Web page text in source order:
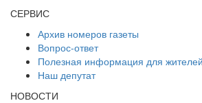
СЕРВИС
Архив номеров газеты
Вопрос-ответ
Полезная информация для жителей
Наш депутат
НОВОСТИ